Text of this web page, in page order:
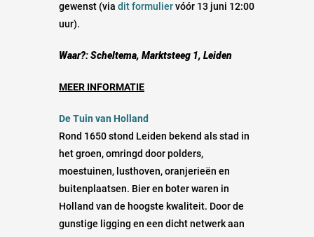
gewenst (via dit formuliervóór 13 juni 12:00
uur).
Waar?: Scheltema, Marktsteeg 1, Leiden
MEER INFORMATIE
DeTuin van Holland
Rond 1650 stond Leiden bekend als stad in
het groen, omringd door polders,
moestuinen, lusthoven, oranjerieën en
buitenplaatsen. Bier en boter waren in
Holland van de hoogste kwaliteit. Door de
gunstige ligging en een dicht netwerk aan